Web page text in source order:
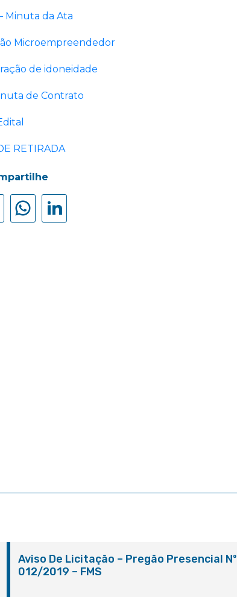
Minuta da Ata
Microempreendedor
de idoneidade
de Contrato
RETIRADA
Aviso De Licitação – Pregão Presencial Nº
012/2019 – FMS